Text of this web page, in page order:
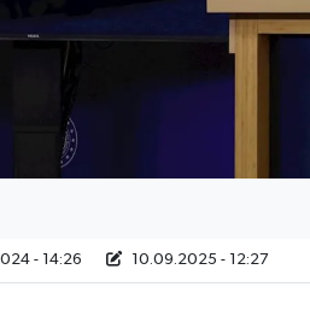
- 14:26 10.09.2025 - 12:27